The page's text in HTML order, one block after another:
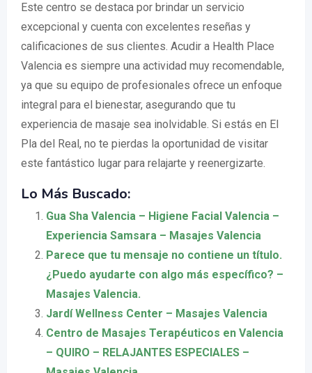
Este centro se destaca por brindar un servicio
excepcional y cuenta con excelentes reseñas y
calificaciones de sus clientes. Acudir a Health Place
Valencia es siempre una actividad muy recomendable,
ya que su equipo de profesionales ofrece un enfoque
integral para el bienestar, asegurando que tu
experiencia de masaje sea inolvidable. Si estás en El
Pla del Real, no te pierdas la oportunidad de visitar
este fantástico lugar para relajarte y reenergizarte.
Lo Más Buscado:
Gua Sha Valencia – Higiene Facial Valencia –
Experiencia Samsara – Masajes Valencia
Parece que tu mensaje no contiene un título.
¿Puedo ayudarte con algo más específico? –
Masajes Valencia.
Jardí Wellness Center – Masajes Valencia
Centro de Masajes Terapéuticos en Valencia
– QUIRO – RELAJANTES ESPECIALES –